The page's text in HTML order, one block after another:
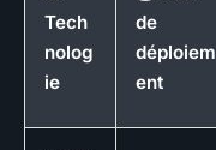
Tech
nolog
ie
de
déploiem
ent